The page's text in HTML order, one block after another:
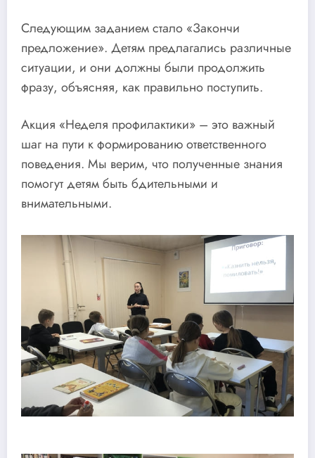
Следующим заданием стало «Закончи
предложение». Детям предлагались различные
ситуации, и они должны были продолжить
фразу, объясняя, как правильно поступить.
Акция «Неделя профилактики» – это важный
шаг на пути к формированию ответственного
поведения. Мы верим, что полученные знания
помогут детям быть бдительными и
внимательными.